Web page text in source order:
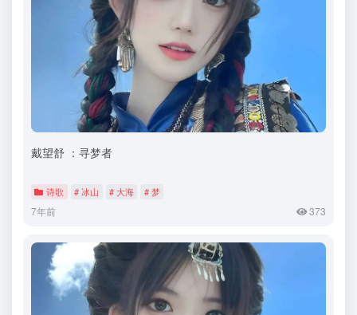
戴望舒 ：寻梦者
诗歌 # 冰山 # 大海 # 梦
7年前 373